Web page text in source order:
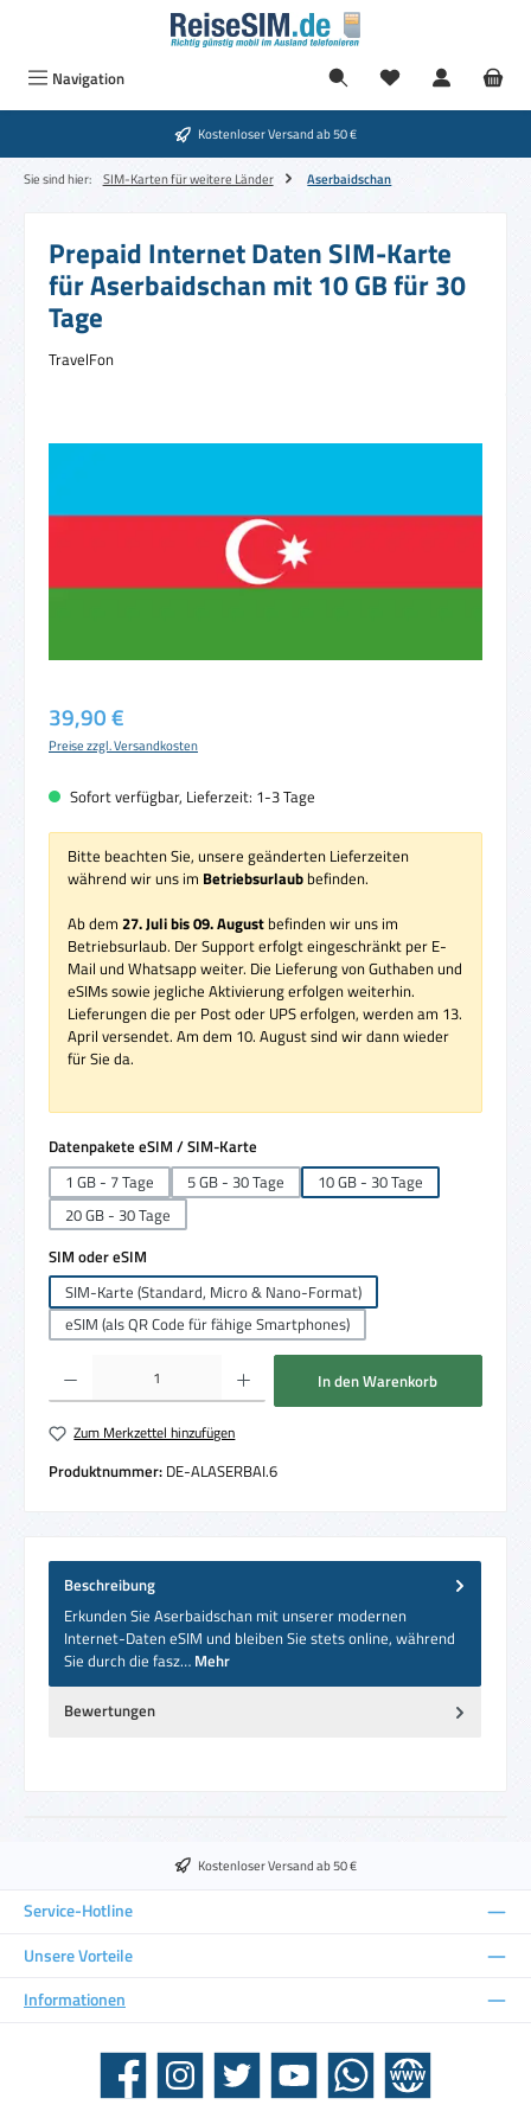
Zum Hauptinhalt springen
Navigation
Kostenloser Versand ab 50 €
Sie sind hier: SIM-Karten für weitere Länder Aserbaidschan
Prepaid Internet Daten SIM-Karte
für Aserbaidschan mit 10 GB für 30
Tage
TravelFon
Regulärer Preis:
39,90 €
Preise zzgl. Versandkosten
Sofort verfügbar, Lieferzeit: 1-3 Tage
Bitte beachten Sie, unsere geänderten Lieferzeiten
während wir uns im Betriebsurlaub befinden.
Ab dem 27. Juli bis 09. August befinden wir uns im
Betriebsurlaub. Der Support erfolgt eingeschränkt per E-
Mail und Whatsapp weiter. Die Lieferung von Guthaben und
eSIMs sowie jegliche Aktivierung erfolgen weiterhin.
Lieferungen die per Post oder UPS erfolgen, werden am 13.
April versendet. Am dem 10. August sind wir dann wieder
für Sie da.
Datenpakete eSIM / SIM-Karte
1 GB - 7 Tage
5 GB - 30 Tage
10 GB - 30 Tage
20 GB - 30 Tage
SIM oder eSIM
SIM-Karte (Standard, Micro & Nano-Format)
eSIM (als QR Code für fähige Smartphones)
In den Warenkorb
Zum Merkzettel hinzufügen
Produktnummer: DE-ALASERBAI.6
Beschreibung
Erkunden Sie Aserbaidschan mit unserer modernen
Internet-Daten eSIM und bleiben Sie stets online, während
Sie durch die fasz… Mehr
Bewertungen
Kostenloser Versand ab 50 €
Service-Hotline
Unsere Vorteile
Informationen
Facebook Instagram Twitter YouTube WhatsApp Website